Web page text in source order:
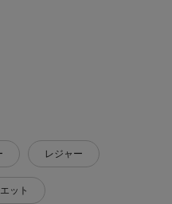
レジャー
ット